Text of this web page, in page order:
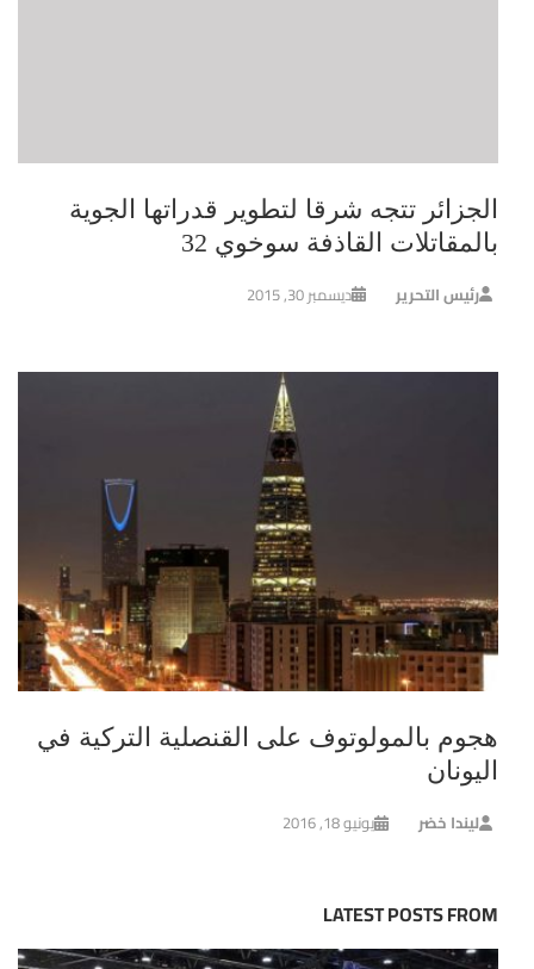
الجزائر تتجه شرقا لتطوير قدراتها الجوية
بالمقاتلات القاذفة سوخوي 32
رئيس التحرير ديسمبر 30, 2015
هجوم بالمولوتوف على القنصلية التركية في
اليونان
ليندا خضر يونيو 18, 2016
LATEST POSTS FROM